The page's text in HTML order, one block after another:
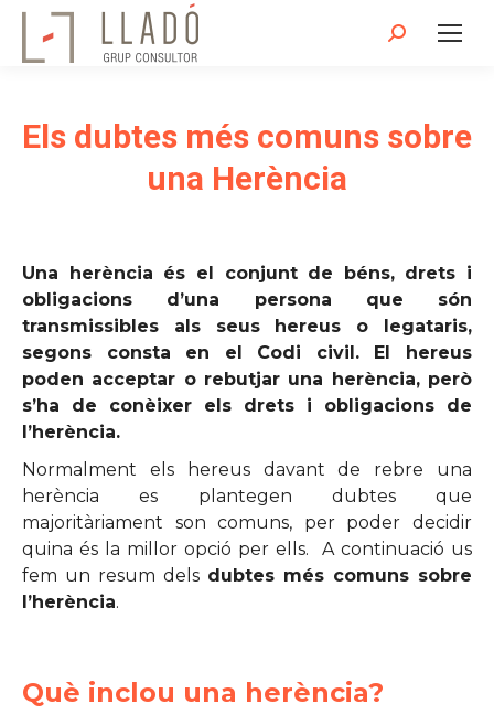
Search:
Els dubtes més comuns sobre
una Herència
Una herència és el conjunt de béns, drets i
obligacions d’una persona que són
transmissibles als seus hereus o legataris,
segons consta en el Codi civil. El hereus
poden acceptar o rebutjar una herència, però
s’ha de conèixer els drets i obligacions de
l’herència.
Normalment els hereus davant de rebre una
herència es plantegen dubtes que
majoritàriament son comuns, per poder decidir
quina és la millor opció per ells. A continuació us
fem un resum dels dubtes més comuns sobre
l’herència.
Què inclou una herència?